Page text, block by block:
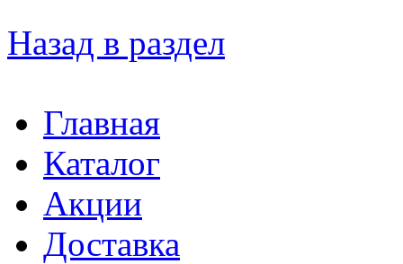
Назад в раздел
Главная
Каталог
Акции
Доставка